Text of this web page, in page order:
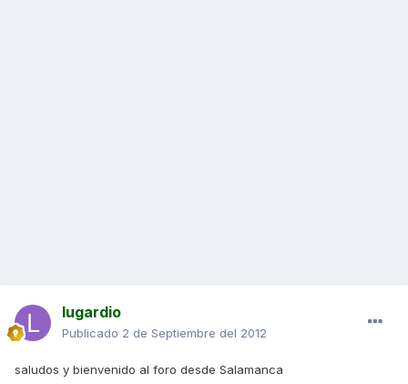
lugardio
Publicado 2 de Septiembre del 2012
saludos y bienvenido al foro desde Salamanca